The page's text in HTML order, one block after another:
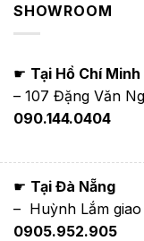
SHOWROOM
☛ Tại Hồ Chí Minh
– 107 Đặng Văn
090.144.0404
☛ Tại Đà Nẵng
– Huỳnh Lắm
0905.952.905